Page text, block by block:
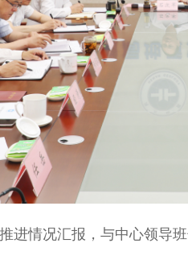
进情况汇报，与中心领导